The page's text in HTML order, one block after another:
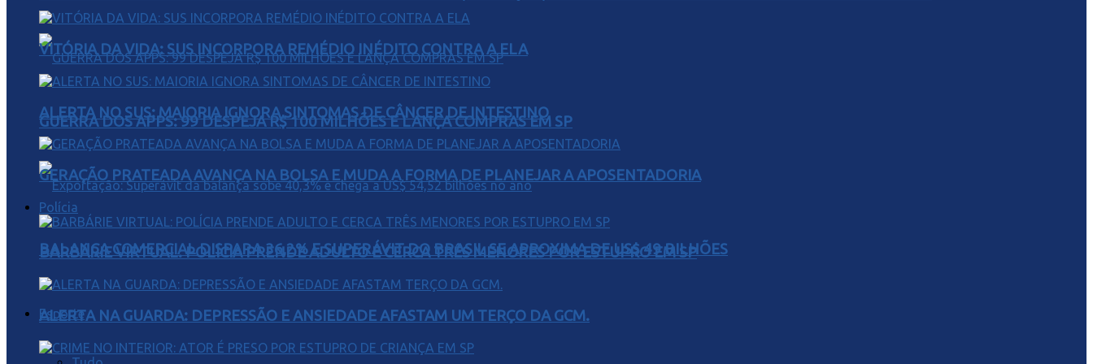
GUERRA DOS APPS: 99 DESPEJA R$ 100 MILHÕES E LANÇA COMPRAS EM SP
BALANÇA COMERCIAL DISPARA 36,2% E SUPERÁVIT DO BRASIL SE APROXIMA DE US$ 49 BILHÕES
Esporte
VITÓRIA DA VIDA: SUS INCORPORA REMÉDIO INÉDITO CONTRA A ELA
ALERTA NO SUS: MAIORIA IGNORA SINTOMAS DE CÂNCER DE INTESTINO
GERAÇÃO PRATEADA AVANÇA NA BOLSA E MUDA A FORMA DE PLANEJAR A APOSENTADORIA
Polícia
BARBÁRIE VIRTUAL: POLÍCIA PRENDE ADULTO E CERCA TRÊS MENORES POR ESTUPRO EM SP
ALERTA NA GUARDA: DEPRESSÃO E ANSIEDADE AFASTAM UM TERÇO DA GCM.